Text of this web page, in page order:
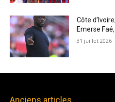
Côte
Emerse
31 juillet 2026
Anciens articles